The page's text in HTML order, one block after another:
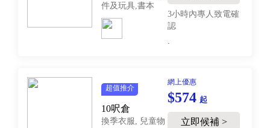
件及玩具,書本
3小時內專人致電確
認
.
超值推介
10呎倉
換季衣服, 兒童物
網上優惠
$574 起
立即候補 >